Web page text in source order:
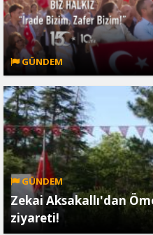
GÜNDEM
GÜNDEM
Zekai Aksakallı'dan
ziyareti!